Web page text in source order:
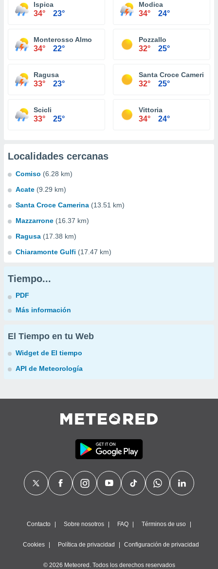
Ispica
34° 23°
Modica
34° 24°
Monterosso Almo
34° 22°
Pozzallo
32° 25°
Ragusa
33° 23°
Santa Croce Camerina
32° 25°
Scicli
33° 25°
Vittoria
34° 24°
Localidades cercanas
Comiso (6.28 km)
Acate (9.29 km)
Santa Croce Camerina (13.51 km)
Mazzarrone (16.37 km)
Ragusa (17.38 km)
Chiaramonte Gulfi (17.47 km)
Tiempo...
PDF
Más información
El Tiempo en tu Web
Widget de El tiempo
API de Meteorología
Contacto Sobre nosotros FAQ Términos de uso
Cookies Política de privacidad Configuración de privacidad
© 2026 Meteored. Todos los derechos reservados